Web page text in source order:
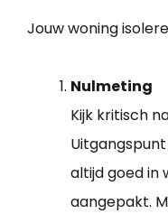
Jouw woning
Nulmeting
Kijk kritisch
altijd goed in
aangepakt.